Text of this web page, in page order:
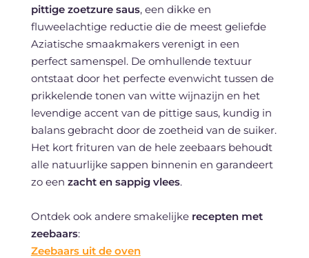
pittige zoetzure saus, een dikke en
fluweelachtige reductie die de meest geliefde
Aziatische smaakmakers verenigt in een
perfect samenspel. De omhullende textuur
ontstaat door het perfecte evenwicht tussen de
prikkelende tonen van witte wijnazijn en het
levendige accent van de pittige saus, kundig in
balans gebracht door de zoetheid van de suiker.
Het kort frituren van de hele zeebaars behoudt
alle natuurlijke sappen binnenin en garandeert
zo een zacht en sappig vlees.
Ontdek ook andere smakelijke recepten met
zeebaars:
Zeebaars uit de oven